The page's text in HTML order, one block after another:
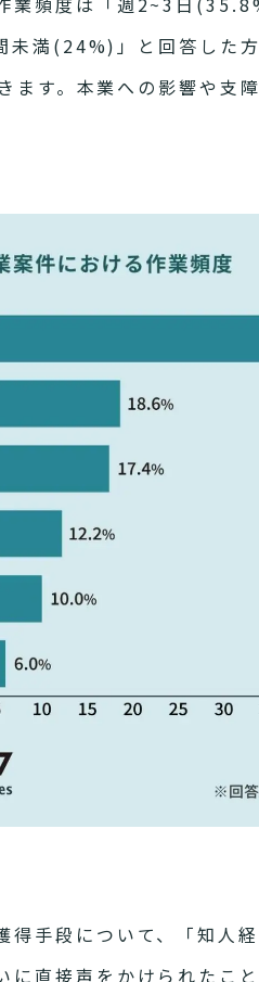
未満(24%)」と回答した
す。本業への影響や支
得手段について、「知
に直接声をかけられたこ